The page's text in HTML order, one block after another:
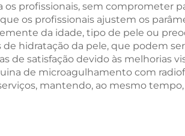
profissionais, sem comprometer
os profissionais ajustem os
da idade, tipo de pele ou
hidratação da pele, que podem
de satisfação devido às melhorias
de microagulhamento com
mantendo, ao mesmo